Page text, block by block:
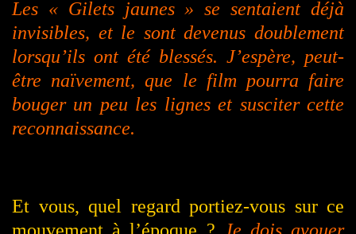
Les « Gilets jaunes » se sentaient déjà
invisibles, et le sont devenus doublement
lorsqu’ils ont été blessés. J’espère, peut-
être naïvement, que le film pourra faire
bouger un peu les lignes et susciter cette
reconnaissance.
Et vous, quel regard portiez-vous sur ce
mouvement à l’époque ? Je dois avouer